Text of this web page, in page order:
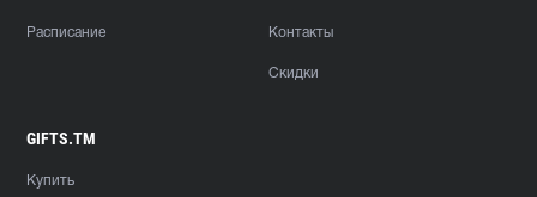
Расписание Контакты
Скидки
GIFTS.TM
Купить